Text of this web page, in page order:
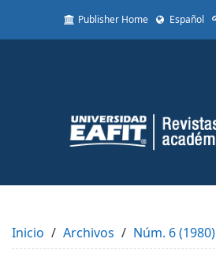
to
Content
Sidebar
Publisher Home Español
Inicio Archivos Núm. 6 (1980)